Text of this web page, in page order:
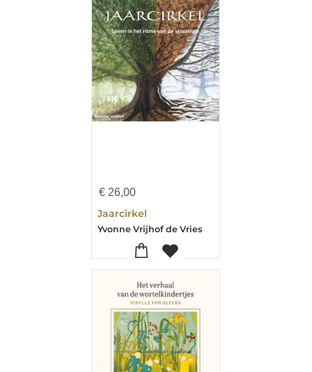
€ 26,00
Jaarcirkel
Yvonne Vrijhof de Vries